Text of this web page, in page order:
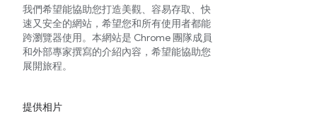
我們希望能協助您打造美觀、容易存取、快
速又安全的網站，希望您和所有使用者都能
跨瀏覽器使用。本網站是 Chrome 團隊成員
和外部專家撰寫的介紹內容，希望能協助您
展開旅程。
提供相片